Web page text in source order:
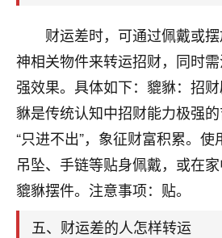
财运差时，可通过佩戴或
神相关物件来转运招财，同时
强效果。具体如下：貔貅：招
貅是传统认知中招财能力极强
“只进不出”，象征财富积累。
吊坠、手链等贴身佩戴，或在
貔貅摆件。注意事项：贴。
五、财运差的人怎样转运
刚找老师做了补财库，希
2小时前 来自海南
梦醒时分
我女儿高二叛逆，大半年不上
的，把我们两口子愁的不行
师，一开始我是病急乱投医
做完，我女儿跟变了个人一
大学，只要能安安稳稳的把书